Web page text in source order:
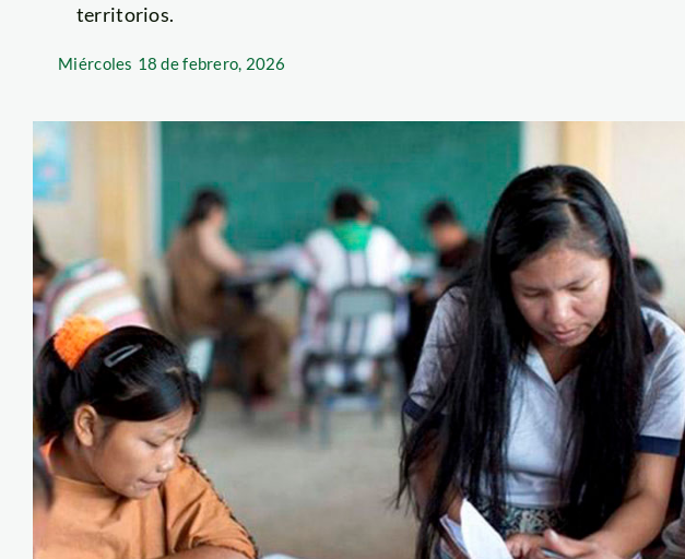
territorios.
Miércoles 18 de febrero, 2026